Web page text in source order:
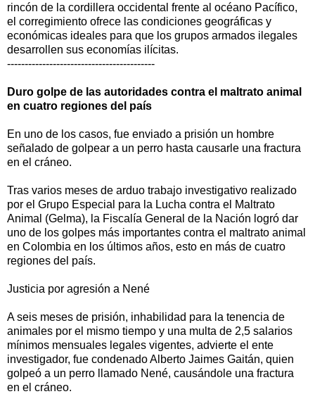
rincón de la cordillera occidental frente al océano Pacífico,
el corregimiento ofrece las condiciones geográficas y
económicas ideales para que los grupos armados ilegales
desarrollen sus economías ilícitas.
------------------------------------------
Duro golpe de las autoridades contra el maltrato animal
en cuatro regiones del país
En uno de los casos, fue enviado a prisión un hombre
señalado de golpear a un perro hasta causarle una fractura
en el cráneo.
Tras varios meses de arduo trabajo investigativo realizado
por el Grupo Especial para la Lucha contra el Maltrato
Animal (Gelma), la Fiscalía General de la Nación logró dar
uno de los golpes más importantes contra el maltrato animal
en Colombia en los últimos años, esto en más de cuatro
regiones del país.
Justicia por agresión a Nené
A seis meses de prisión, inhabilidad para la tenencia de
animales por el mismo tiempo y una multa de 2,5 salarios
mínimos mensuales legales vigentes, advierte el ente
investigador, fue condenado Alberto Jaimes Gaitán, quien
golpeó a un perro llamado Nené, causándole una fractura
en el cráneo.